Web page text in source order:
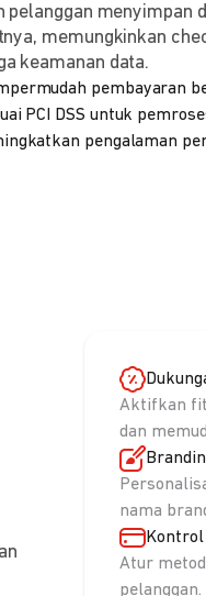
pelanggan menyimpan
memungkinkan
keamanan data.
pembayaran
PCI DSS untuk
pengalaman
Aktifkan
dan
nama
Kontrol
Atur
pelanggan.